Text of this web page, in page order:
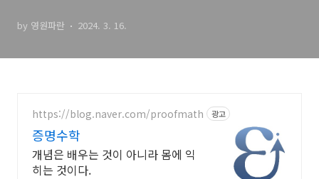
by 영원파란 2024. 3. 16.
https://blog.naver.com/proofmath 광고
증명수학
개념은 배우는 것이 아니라 몸에 익
히는 것이다.